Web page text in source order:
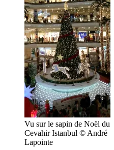
Vu sur le sapin de Noël du
Cevahir Istanbul © André
Lapointe